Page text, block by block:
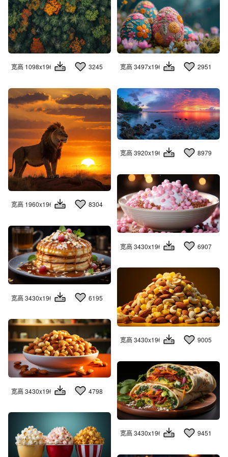
宽高 1098x1960 3245 宽高 3497x1960 2951
宽高 1960x1960 8304
宽高 3920x1960 8979
宽高 3430x1960 6907
宽高 3430x1960 6195
宽高 3430x1960 9005
宽高 3430x1960 4798
宽高 3430x1960 9451